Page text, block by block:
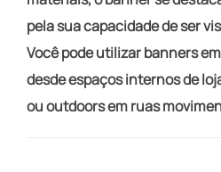
pela sua capacidade de ser
Você pode utilizar banners
desde espaços internos de
ou outdoors em ruas